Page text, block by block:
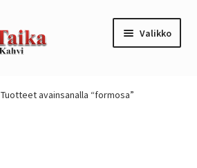
Valikko
Tuotteet avainsanalla “formosa”